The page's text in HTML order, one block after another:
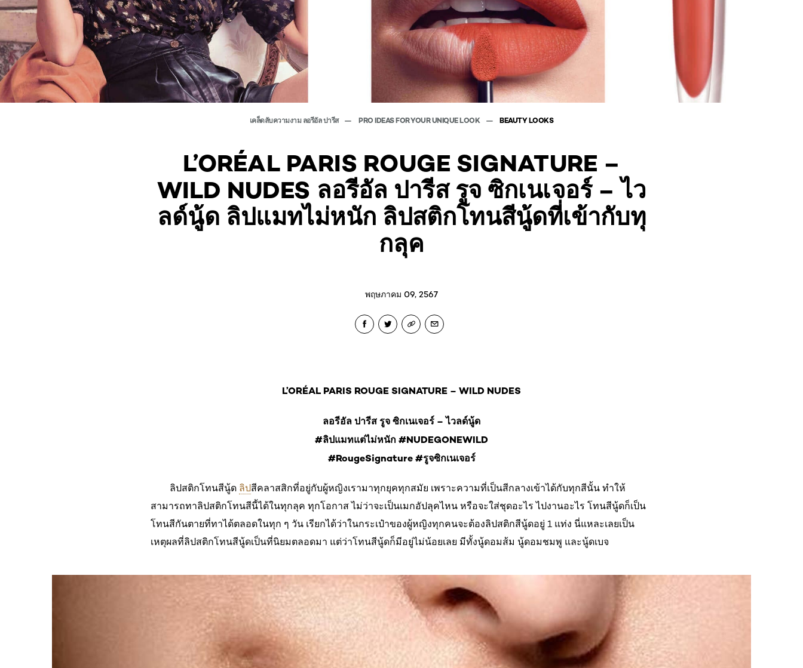
เคล็ดลับความงาม ลอรีอัล ปารีส PRO IDEAS FOR YOUR UNIQUE LOOK BEAUTY LOOKS
L’ORÉAL PARIS ROUGE SIGNATURE –
WILD NUDES ลอรีอัล ปารีส รูจ ซิกเนเจอร์ – ไว
ลด์นู้ด ลิปแมทไม่หนัก ลิปสติกโทนสีนู้ดที่เข้ากับทุ
กลุค
พฤษภาคม 09, 2567
L’ORÉAL PARIS ROUGE SIGNATURE – WILD NUDES
ลอรีอัล ปารีส รูจ ซิกเนเจอร์ – ไวลด์นู้ด
#ลิปแมทแต่ไม่หนัก #NUDEGONEWILD
#RougeSignature #รูจซิกเนเจอร์
ลิปสติกโทนสีนู้ด ลิปสีคลาสสิกที่อยู่กับผู้หญิงเรามาทุกยุคทุกสมัย เพราะความที่เป็นสีกลางเข้าได้กับทุกสีนั้น ทำให้
สามารถทาลิปสติกโทนสีนี้ได้ในทุกลุค ทุกโอกาส ไม่ว่าจะเป็นเมกอัปลุคไหน หรือจะใส่ชุดอะไร ไปงานอะไร โทนสีนู้ดก็เป็น
โทนสีกันตายที่ทาได้ตลอดในทุก ๆ วัน เรียกได้ว่าในกระเป๋าของผู้หญิงทุกคนจะต้องลิปสติกสีนู้ดอยู่ 1 แท่ง นี่แหละเลยเป็น
เหตุผลที่ลิปสติกโทนสีนู้ดเป็นที่นิยมตลอดมา แต่ว่าโทนสีนู้ดก็มีอยู่ไม่น้อยเลย มีทั้งนู้ดอมส้ม นู้ดอมชมพู และนู้ดเบจ